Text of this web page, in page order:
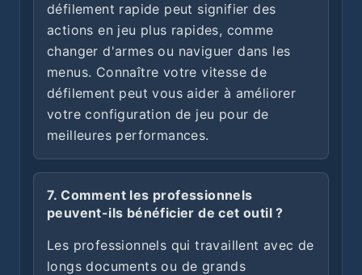
défilement rapide peut signifier des
actions en jeu plus rapides, comme
changer d'armes ou naviguer dans les
menus. Connaître votre vitesse de
défilement peut vous aider à améliorer
votre configuration de jeu pour de
meilleures performances.
7. Comment les professionnels
peuvent-ils bénéficier de cet outil ?
Les professionnels qui travaillent avec de
longs documents ou de grands